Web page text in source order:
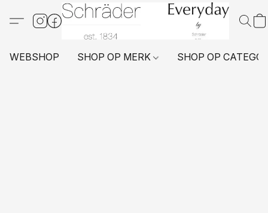
WEBSHOP SHOP OP MERK SHOP OP